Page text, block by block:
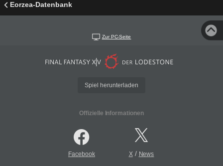
Eorzea-Datenbank
Zur PC-Seite
Spiel herunterladen
Offizielle Informationen
Facebook X/ News